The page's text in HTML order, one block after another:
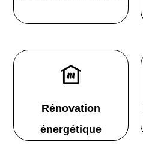
Rénovation
énergétique